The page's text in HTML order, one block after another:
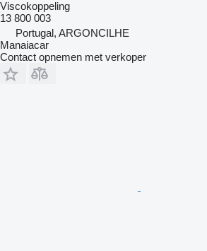
Viscokoppeling
13 800 003
Portugal, ARGONCILHE
Manaiacar
Contact opnemen met verkoper